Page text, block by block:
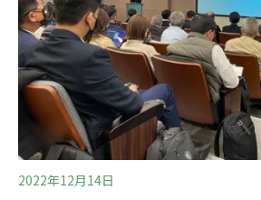
能量35%，陳重仁表示，節能建築需
耗下手，再輔以再生能源彌補不足。
重點，建築外殼、空調系統、照明系
就影響減碳約六成。台大生物環境系
倉認為，可行性最高的三大措施，是
2022年12月14日